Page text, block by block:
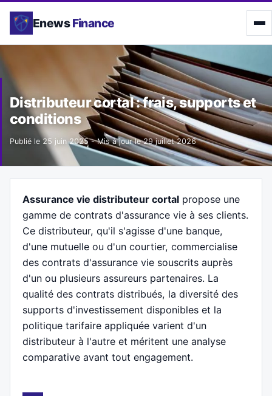
Enews Finance
Distributeur cortal : frais, supports et
conditions
Publié le25 juin 2025- Mis à jour le29 juillet 2026
Assurance vie distributeur cortal propose une
gamme de contrats d'assurance vie à ses clients.
Ce distributeur, qu'il s'agisse d'une banque,
d'une mutuelle ou d'un courtier, commercialise
des contrats d'assurance vie souscrits auprès
d'un ou plusieurs assureurs partenaires. La
qualité des contrats distribués, la diversité des
supports d'investissement disponibles et la
politique tarifaire appliquée varient d'un
distributeur à l'autre et méritent une analyse
comparative avant tout engagement.